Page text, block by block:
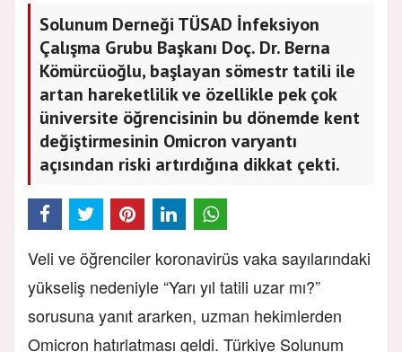
Solunum Derneği TÜSAD İnfeksiyon
Çalışma Grubu Başkanı Doç. Dr. Berna
Kömürcüoğlu, başlayan sömestr tatili ile
artan hareketlilik ve özellikle pek çok
üniversite öğrencisinin bu dönemde kent
değiştirmesinin Omicron varyantı
açısından riski artırdığına dikkat çekti.
Veli ve öğrenciler koronavirüs vaka sayılarındaki
yükseliş nedeniyle “Yarı yıl tatili uzar mı?”
sorusuna yanıt ararken, uzman hekimlerden
Omicron hatırlatması geldi. Türkiye Solunum